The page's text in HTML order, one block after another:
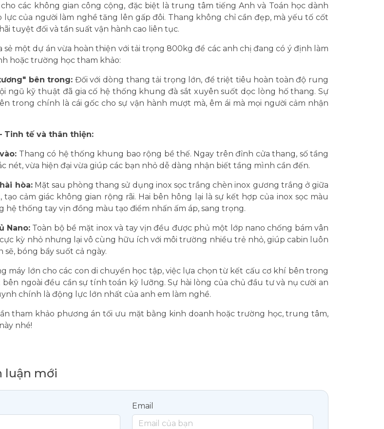
các không gian công cộng, đặc biệt là trung tâm tiếng Anh và Toán học dành
lực của người làm nghề tăng lên gấp đôi. Thang không chỉ cần đẹp, mà yếu tố cốt
tuyệt đối và tần suất vận hành cao liên tục.
sẻ một dự án vừa hoàn thiện với tải trọng 800kg để các anh chị đang có ý định làm
hoặc trường học tham khảo:
bên trong: Đối với dòng thang tải trọng lớn, để triệt tiêu hoàn toàn độ rung
ngũ kỹ thuật đã gia cố hệ thống khung đà sắt xuyên suốt dọc lòng hố thang. Sự
trong chính là cái gốc cho sự vận hành mượt mà, êm ái mà mọi người cảm nhận
Tinh tế và thân thiện:
Thang có hệ thống khung bao rộng bề thế. Ngay trên đỉnh cửa thang, số tầng
nét, vừa hiện đại vừa giúp các bạn nhỏ dễ dàng nhận biết tầng mình cần đến.
hòa:Mặt sau phòng thang sử dụng inox sọc trắng chèn inox gương trắng ở giữa
tạo cảm giác không gian rộng rãi. Hai bên hông lại là sự kết hợp của inox sọc màu
hệ thống tay vịn đồng màu tạo điểm nhấn ấm áp, sang trọng.
Nano: Toàn bộ bề mặt inox và tay vịn đều được phủ một lớp nano chống bám vân
cực kỳ nhỏ nhưng lại vô cùng hữu ích với môi trường nhiều trẻ nhỏ, giúp cabin luôn
sẽ, bóng bẩy suốt cả ngày.
máy lớn cho các con di chuyển học tập, việc lựa chọn từ kết cấu cơ khí bên trong
ngoài đều cần sự tính toán kỹ lưỡng. Sự hài lòng của chủ đầu tư và nụ cười an
chính là động lực lớn nhất của anh em làm nghề.
tham khảo phương án tối ưu mặt bằng kinh doanh hoặc trường học, trung tâm,
nhé!
luận mới
Email